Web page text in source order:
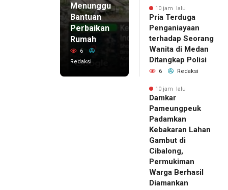
Menunggu
Bantuan
Perbaikan
Rumah
6
Redaksi
10 jam lalu
Pria Terduga
Penganiayaan
terhadap Seorang
Wanita di Medan
Ditangkap Polisi
6 Redaksi
10 jam lalu
Damkar
Pameungpeuk
Padamkan
Kebakaran Lahan
Gambut di
Cibalong,
Permukiman
Warga Berhasil
Diamankan